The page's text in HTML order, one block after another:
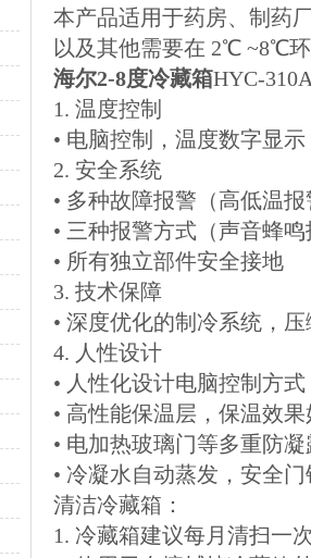
本产品适用于药房、制药
以及其他需要在 2℃ ~8℃环
海尔2-8度冷藏箱HYC-
1. 温度控制
• 电脑控制，温度数字显
2. 安全系统
• 多种故障报警（高低温
• 三种报警方式（声音蜂
• 所有独立部件安全接地
3. 技术保障
• 深度优化的制冷系统，
4. 人性设计
• 人性化设计电脑控制方
• 高性能保温层，保温效果
• 电加热玻璃门等多重防
• 冷凝水自动蒸发，安全
清洁冷藏箱：
1. 冷藏箱建议每月清扫一